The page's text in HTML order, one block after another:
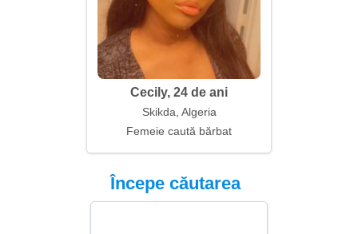
Cecily, 24 de ani
Skikda, Algeria
Femeie caută bărbat
Începe căutarea